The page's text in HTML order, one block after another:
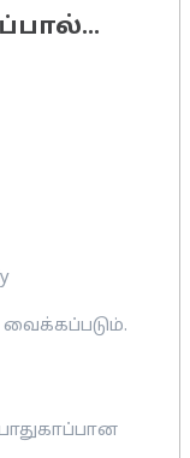
வைக்கப்படும்.